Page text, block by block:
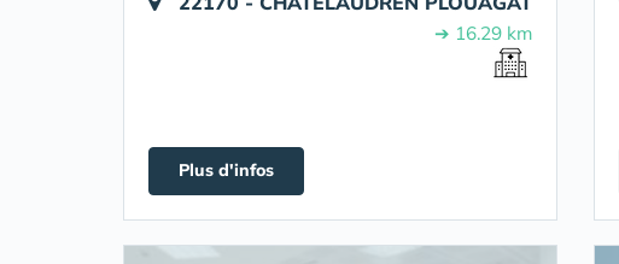
➔ 16.29 km
Plus d'infos